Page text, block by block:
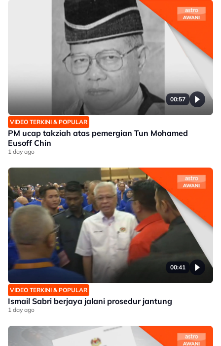
00:57
VIDEO TERKINI & POPULAR
PM ucap takziah atas pemergian Tun Mohamed
Eusoff Chin
1 day ago
00:41
VIDEO TERKINI & POPULAR
Ismail Sabri berjaya jalani prosedur jantung
1 day ago